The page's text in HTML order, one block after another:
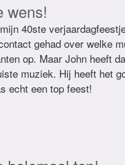
wens!
40ste
gehad over welke
op. Maar John heeft
muziek. Hij heeft het
echt een top feest!